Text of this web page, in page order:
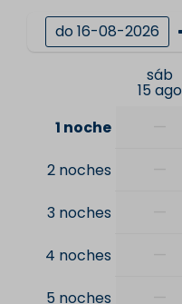
do 16-08-2026
sáb
15 ago
1 noche
2 noches
3 noches
4 noches
5 noches